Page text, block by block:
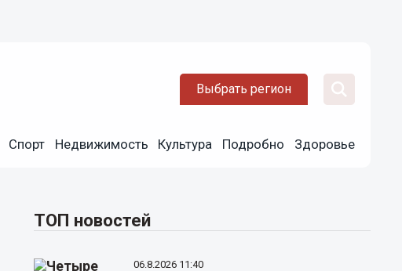
Выбрать регион
Спорт Недвижимость Культура Подробно Здоровье
ТОП новостей
06.8.2026 11:40